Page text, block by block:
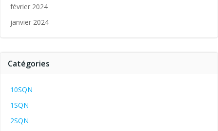
février 2024
janvier 2024
Catégories
10SQN
1SQN
2SQN